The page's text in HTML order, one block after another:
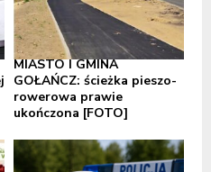
MIASTO I GMINA
GOŁAŃCZ: ścieżka pieszo-
rowerowa prawie
ukończona [FOTO]